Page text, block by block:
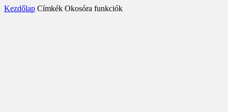
Kezdőlap Címkék Okosóra funkciók